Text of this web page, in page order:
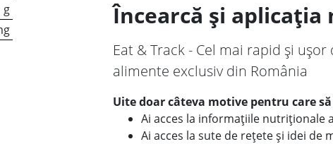
g
Încearcă și aplicația
Eat & Track - Cel mai rapid și
alimente exclusiv din România
Uite doar câteva motive pentru care
Ai acces la informațiile nutriționale
Ai acces la sute de rețete și idei